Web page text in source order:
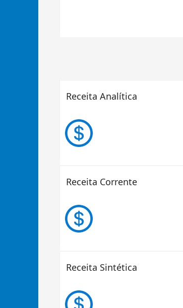
Receita Analítica
Receita Corrente
Receita Sintética